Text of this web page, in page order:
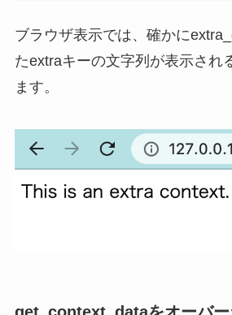
ブラウザ表示では、確かに
たextraキーの文字列が表示され
ます。
get_context_dataをオーバー